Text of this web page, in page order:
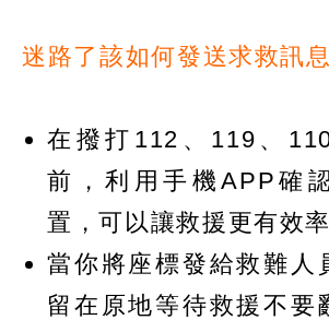
迷路了該如何發送求救訊
在撥打112、119、
前，利用手機APP確
置，可以讓救援更有效率
當你將座標發給救難人
留在原地等待救援不要